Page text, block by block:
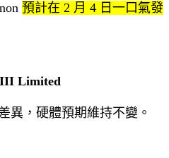
預計在 2 月 4 日一口氣發
Limited
異，硬體預期維持不變。